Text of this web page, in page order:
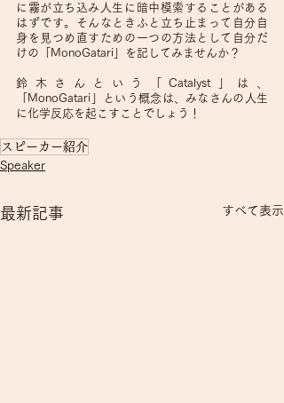
に霧が立ち込み人生に暗中模索することがある
はずです。そんなときふと立ち止まって自分自
身を見つめ直すための一つの方法として自分だ
けの「MonoGatari」を記してみませんか？
鈴木さんという「Catalyst」は、
「MonoGatari」という概念は、みなさんの人生
に化学反応を起こすことでしょう！
スピーカー紹介
Speaker
最新記事 すべて表示